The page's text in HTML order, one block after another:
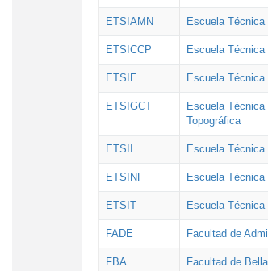
ETSIAMN Escuela Técnica
ETSICCP Escuela
ETSIE Escuela
ETSIGCT
Escuela
Topográfica
ETSII Escuela Técnica
ETSINF Escuela
ETSIT Escuela
FADE Facultad de
FBA Facultad de